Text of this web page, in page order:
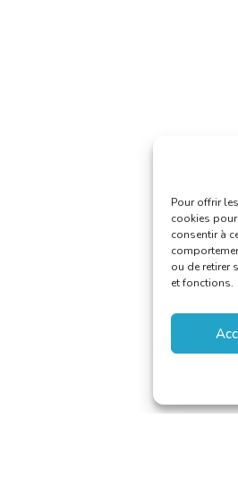
Pour offrir
cookies
consentir à
ou de retirer
et fonctions.